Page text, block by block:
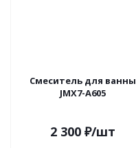
Смеситель для ванны
JMX7-А605
2 300₽/шт